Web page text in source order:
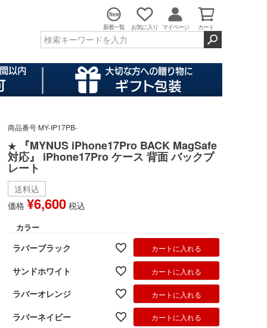
新着一覧 お気に入り マイページ カート
商品番号 MY-IP17PB-
★ 『MYNUS iPhone17Pro BACK MagSafe
対応』 iPhone17Pro ケース 背面 バックプ
レート
送料込
価格 ¥6,600 税込
カラー
ラバーブラック カートに入れる
サンドホワイト カートに入れる
ラバーオレンジ カートに入れる
ラバーネイビー カートに入れる